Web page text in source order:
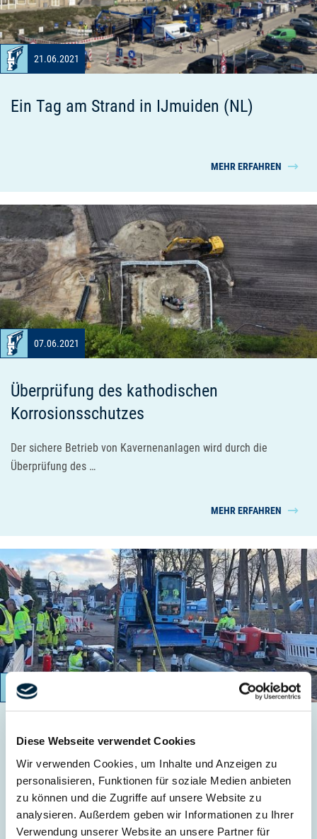
Diese Webseite verwendet Cookies
Wir verwenden Cookies, um Inhalte und Anzeigen zu
personalisieren, Funktionen für soziale Medien anbieten
zu können und die Zugriffe auf unsere Website zu
analysieren. Außerdem geben wir Informationen zu Ihrer
Verwendung unserer Website an unsere Partner für
21.06.2021
Ein Tag am Strand in IJmuiden (NL)
MEHR ERFAHREN
07.06.2021
Überprüfung des kathodischen
Korrosionsschutzes
Der sichere Betrieb von Kavernenanlagen wird durch die
Überprüfung des …
MEHR ERFAHREN
31.05.2021
Erneuerung eines Bezirksreglers mit
Zuleitung DN100
Die Leitung “An der Kämenade” in Bremen wurde für diese
Maßnahme …